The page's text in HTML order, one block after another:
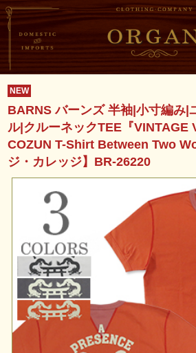
NEW
BARNS バーンズ 半袖|小寸編み|
ル|クルーネックTEE『VINTAGE
COZUN T-Shirt Between Two
ジ・カレッジ】BR-26220